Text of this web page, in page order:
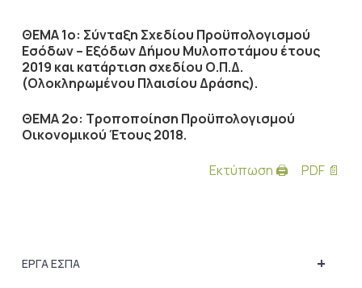
ΘΕΜΑ 1ο: Σύνταξη Σχεδίου Προϋπολογισμού
Εσόδων – Εξόδων Δήμου Μυλοποτάμου έτους
2019 και κατάρτιση σχεδίου Ο.Π.Δ.
(Ολοκληρωμένου Πλαισίου Δράσης).
ΘΕΜΑ 2ο: Τροποποίηση Προϋπολογισμού
Οικονομικού Έτους 2018.
Εκτύπωση 🖨
PDF 📄
+
ΕΡΓΑ ΕΣΠΑ